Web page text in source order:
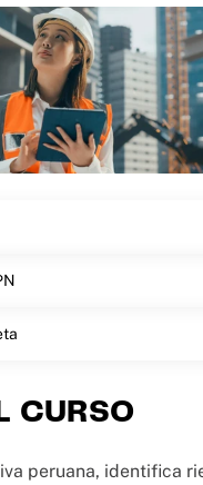
CURSO
peruana, identifica